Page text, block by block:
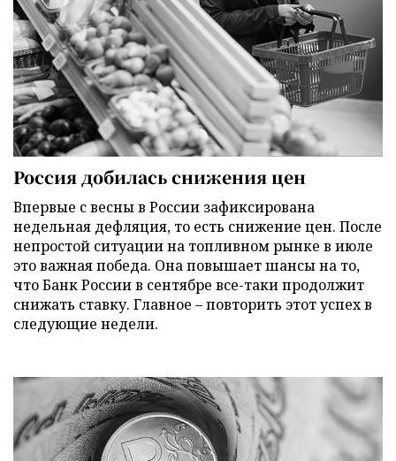
Россия добилась снижения цен
Впервые с весны в России зафиксирована
недельная дефляция, то есть снижение цен. После
непростой ситуации на топливном рынке в июле
это важная победа. Она повышает шансы на то,
что Банк России в сентябре все-таки продолжит
снижать ставку. Главное – повторить этот успех в
следующие недели.